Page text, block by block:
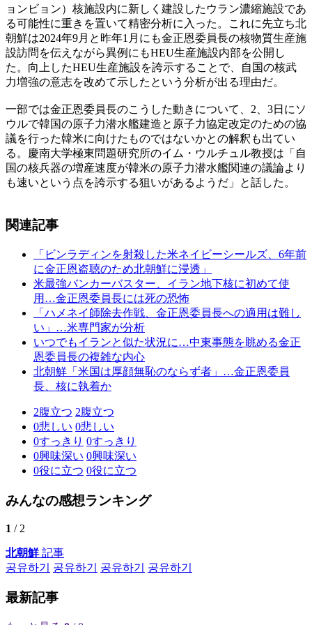
ョンビョン）核施設内に新しく建設したウラン濃縮施設であ
る可能性に重きを置いて精密分析に入った。これに先立ち北
朝鮮は2024年9月と昨年1月にも金正恩委員長の核物質生産施
設訪問を伝えながら異例にもHEU生産施設内部を公開し
た。向上したHEU生産施設を誇示することで、自国の核武
力増強の意志を改めて示したという分析が出る理由だ。
一部では金正恩委員長のこうした動きについて、2、3日にソ
ウルで韓国の原子力潜水艦建造と原子力協定改定のための協
議を行った韓米に向けたものではないかとの解釈も出てい
る。慶南大学極東問題研究所のイム・ウルチュル教授は「自
国の核兵器の増産速度が韓米の原子力潜水艦関連の議論より
も速いという点を誇示する狙いがあるようだ」と話した。
関連記事
「ビンラディンを射殺した米ネイビーシールズ、6年前
に金正恩盗聴のため北朝鮮に浸透」
米最強バンカーバスター、イラン地下核に初めて使
用…金正恩委員長には死の恐怖
「ハメネイ師除去作戦、金正恩委員長への適用は難し
い」…米専門家が分析
いつでもイランと似た状況に…中東事態を眺める金正
恩委員長の複雑な内心
北朝鮮「米国は厚顔無恥のならず者」…金正恩委員
長、核に執着か
2腹立つ 2腹立つ
0悲しい 0悲しい
0すっきり 0すっきり
0興味深い 0興味深い
0役に立つ 0役に立つ
みんなの感想ランキング
1 / 2
北朝鮮記事
공유하기
공유하기 공유하기 공유하기
最新記事